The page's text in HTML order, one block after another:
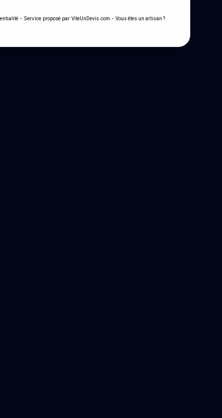
- Service proposé par ViteUnDevis.com - Vous êtes un artisan ?